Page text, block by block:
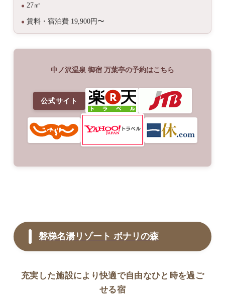
27㎡
賃料・宿泊費 19,900円〜
中ノ沢温泉 御宿 万葉亭の予約はこちら
公式サイト
磐梯名湯リゾート ボナリの森
充実した施設により快適で自由なひと時を過ご
せる宿